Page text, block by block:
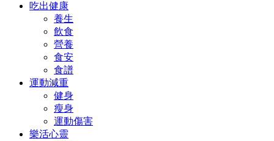
吃出健康
養生
飲食
營養
食安
食譜
運動減重
健身
瘦身
運動傷害
樂活心靈